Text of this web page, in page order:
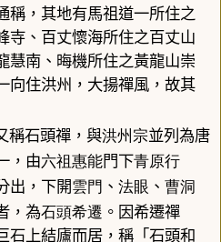
稱，其地有馬祖道一所住之
寺、百丈懷海所住之百丈山
慧南、晦機所住之黃龍山崇
向住洪州，大揚禪風，故其
稱石頭禪，與洪州宗並列為唐
，由六祖惠能門下青原行
出，下開雲門 、法眼 、曹洞
，為石頭希遷 。因希遷禪
石上結廬而居，稱「石頭和